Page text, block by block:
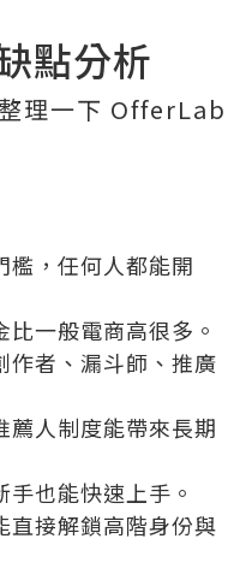
點分析
理一下 OfferLab
檻，任何人都能開
比一般電商高很多。
作者、漏斗師、推廣
薦人制度能帶來長期
手也能快速上手。
直接解鎖高階身份與